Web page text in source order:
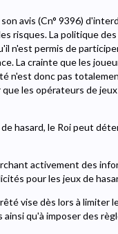
avis (Cn° 9396)
risques. La politique des
n'est permis de
La crainte que les
n'est donc pas
les opérateurs de
hasard, le Roi peut
activement des
pour les jeux de
vise dès lors à limiter
qu'à imposer des